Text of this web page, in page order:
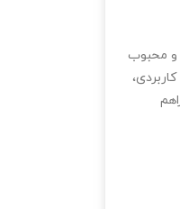
و محبوب